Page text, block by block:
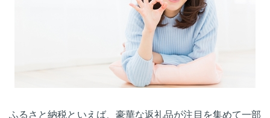
ふるさと納税といえば、豪華な返礼品が注目を集めて一部